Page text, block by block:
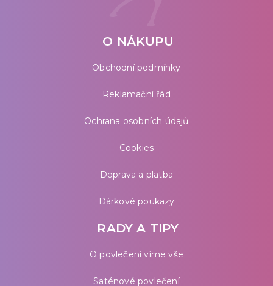
O NÁKUPU
Obchodní podmínky
Reklamační řád
Ochrana osobních údajů
Cookies
Doprava a platba
Dárkové poukazy
RADY A TIPY
O povlečení víme vše
Saténové povlečení